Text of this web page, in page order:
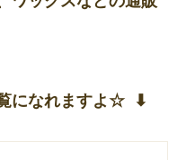
になれますよ☆ ⬇︎